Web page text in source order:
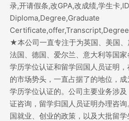
录,开请假条,改GPA,改成绩,学生卡
Diploma,Degree,Graduate
★本公司一直专注于为英国、美国、
法国、德国、爱尔兰、意大利等国
学历学位认证和留学回国人员证明
的市场势头，一直占据了的地位，
学历学位认证的。公司主要业务涉
证咨询，留学归国人员证明办理咨
国就业、创业的政策，以及大批留